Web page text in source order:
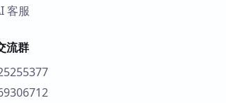
客服
流群